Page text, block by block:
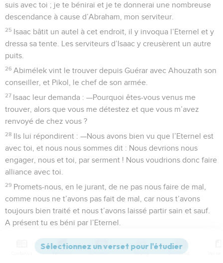
suis avec toi ; je te bénirai et je te donnerai une nombreuse
descendance à cause d’Abraham, mon serviteur.
25 Isaac bâtit un autel à cet endroit, il y invoqua l’Eternel et y
dressa sa tente. Les serviteurs d’Isaac y creusèrent un autre
puits.
26 Abimélek vint le trouver depuis Guérar avec Ahouzath son
conseiller, et Pikol, le chef de son armée.
27 Isaac leur demanda : —Pourquoi êtes-vous venus me
trouver, alors que vous me détestez et que vous m’avez
renvoyé de chez vous ?
28 Ils lui répondirent : —Nous avons bien vu que l’Eternel est
avec toi, et nous nous sommes dit : Nous devrions nous
engager, nous et toi, par serment ! Nous voudrions donc faire
alliance avec toi.
29 Promets-nous, en le jurant, de ne pas nous faire de mal,
comme nous ne t’avons pas fait de mal, car nous t’avons
toujours bien traité et nous t’avons laissé partir sain et sauf.
A présent tu es béni par l’Eternel.
Isaac leur fit préparer un grand festin ; ils mangèrent et
Versions Commentaires Strong